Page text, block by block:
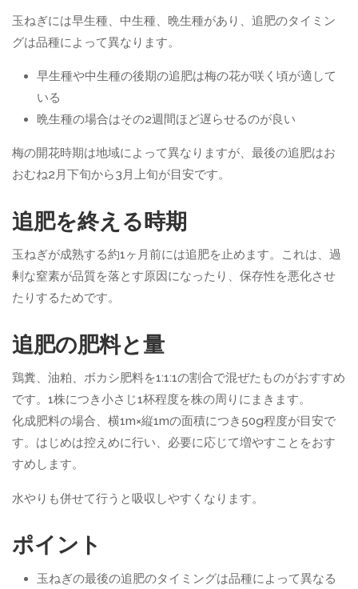
玉ねぎには早生種、中生種、晩生種があり、追肥のタイミン
グは品種によって異なります。
早生種や中生種の後期の追肥は梅の花が咲く頃が適して
いる
晩生種の場合はその2週間ほど遅らせるのが良い
梅の開花時期は地域によって異なりますが、最後の追肥はお
おむね2月下旬から3月上旬が目安です。
追肥を終える時期
玉ねぎが成熟する約1ヶ月前には追肥を止めます。これは、過
剰な窒素が品質を落とす原因になったり、保存性を悪化させ
たりするためです。
追肥の肥料と量
鶏糞、油粕、ボカシ肥料を1:1:1の割合で混ぜたものがおすすめ
です。1株につき小さじ1杯程度を株の周りにまきます。
化成肥料の場合、横1m×縦1mの面積につき50g程度が目安で
す。はじめは控えめに行い、必要に応じて増やすことをおす
すめします。
水やりも併せて行うと吸収しやすくなります。
ポイント
玉ねぎの最後の追肥のタイミングは品種によって異なる